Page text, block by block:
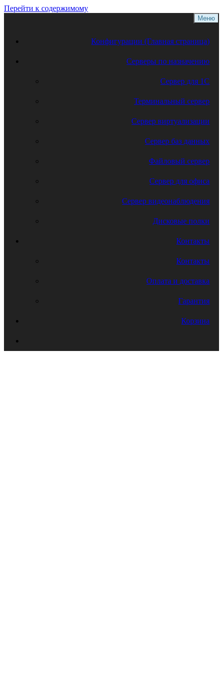
Перейти к содержимому
Меню
Конфигурации (Главная страница)
Серверы по назначению
Сервер для 1С
Терминальный сервер
Сервер виртуализации
Сервер баз данных
Файловый сервер
Сервер для офиса
Сервер видеонаблюдения
Дисковые полки
Контакты
Контакты
Оплата и доставка
Гарантия
Корзина